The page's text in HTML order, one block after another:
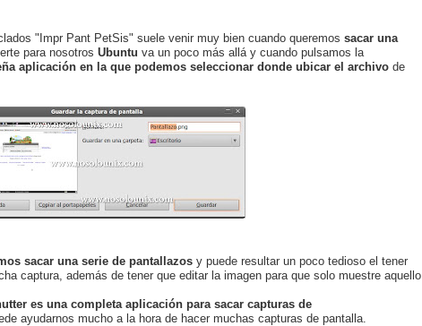
"Impr Pant PetSis" suele venir muy bien cuando queremos sacar una
para nosotros Ubuntu va un poco más allá y cuando pulsamos la
aplicación en la que podemos seleccionar donde ubicar el archivo de
sacar una serie de pantallazos y puede resultar un poco tedioso el tener
captura, además de tener que editar la imagen para que solo muestre aquello
es una completa aplicación para sacar capturas de
ayudarnos mucho a la hora de hacer muchas capturas de pantalla.